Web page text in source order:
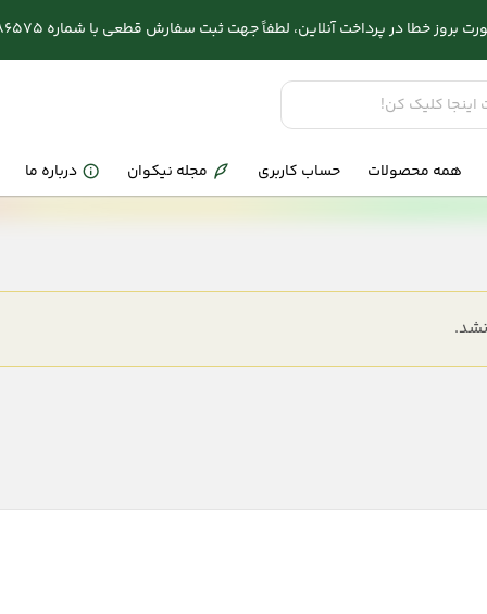
در پرداخت آنلاین، لطفاً جهت ثبت سفارش قطعی با شماره 03132286575 تماس بگیرید.
همه محصولات حساب کاربری مجله نیکوان درباره ما